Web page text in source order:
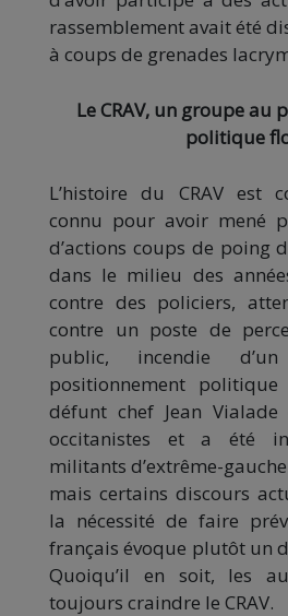
rassemblement avait été
à coups de grenades
Le CRAV, un groupe au
politique
L’histoire du CRAV est
connu pour avoir mené
d’actions coups de poing
dans le milieu des
contre des policiers,
contre un poste de
public, incendie
positionnement
défunt chef Jean
occitanistes et a été
militants d’extrême-
mais certains discours
la nécessité de faire
français évoque plutôt un
Quoiqu’il en soit, les
toujours craindre le CRAV.